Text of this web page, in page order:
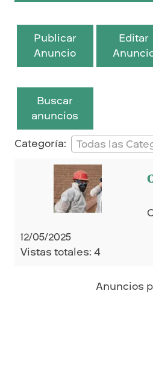
Publicar
Anuncio
Editar
Buscar
anuncios
Categoría:
Todas las
12/05/2025
Vistas totales: 4
Anuncios